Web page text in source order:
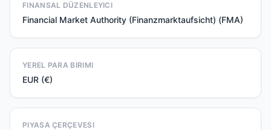
FINANSAL DÜZENLEYICI
Financial Market Authority (Finanzmarktaufsicht) (FMA)
YEREL PARA BIRIMI
EUR (€)
PIYASA ÇERÇEVESI